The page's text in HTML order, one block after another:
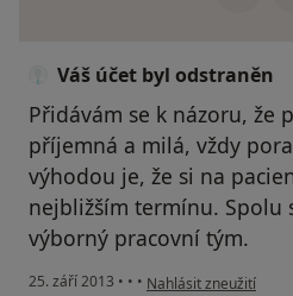
Váš účet byl odstraněn
Přidávám se k názoru, že
příjemná a milá, vždy
výhodou je, že si na
nejbližším termínu. Spolu
výborný pracovní tým.
25. září 2013 • • • podle názoru
Nahlásit zneužití